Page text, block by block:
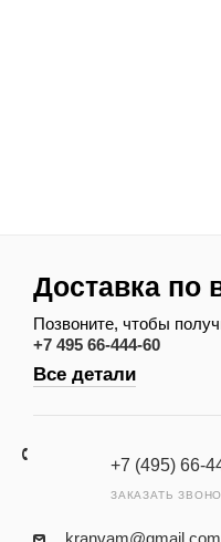
Доставка по
Позвоните, чтобы
+7 495 66-444-60
Все детали
+7 (495) 66-
ЗАКАЗАТЬ